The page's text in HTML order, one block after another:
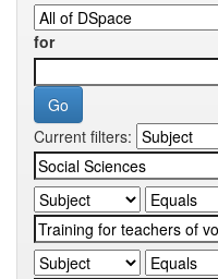
for
Current filters: